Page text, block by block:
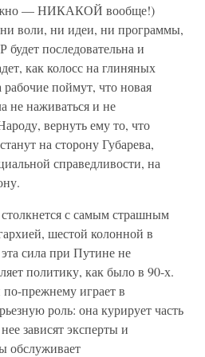
— НИКАКОЙ вообще!)
воли, ни идеи, ни программы,
последовательна и
как колосс на глиняных
поймут, что новая
не наживаться и не
вернуть ему то, что
на сторону Губарева,
справедливости, на
с самым страшным
шестой колонной в
сила при Путине не
политику, как было в 90-х.
прежнему играет в
роль: она курирует часть
зависят эксперты и
обслуживает